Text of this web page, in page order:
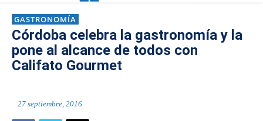
GASTRONOMÍA
Córdoba celebra la gastronomía y la
pone al alcance de todos con
Califato Gourmet
27 septiembre, 2016